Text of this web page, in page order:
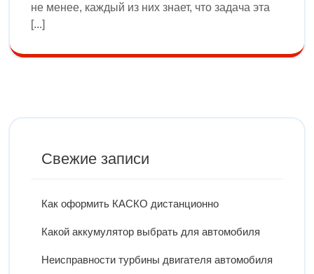
не менее, каждый из них знает, что задача эта
[...]
Свежие записи
Как оформить КАСКО дистанционно
Какой аккумулятор выбрать для автомобиля
Неисправности турбины двигателя автомобиля